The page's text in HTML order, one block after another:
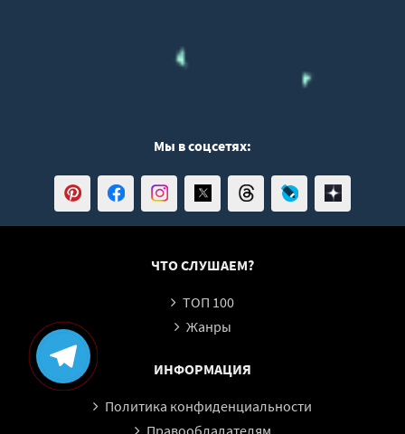
Мы в соцсетях:
ЧТО СЛУШАЕМ?
ТОП 100
Жанры
ИНФОРМАЦИЯ
Политика конфиденциальности
Правообладателям